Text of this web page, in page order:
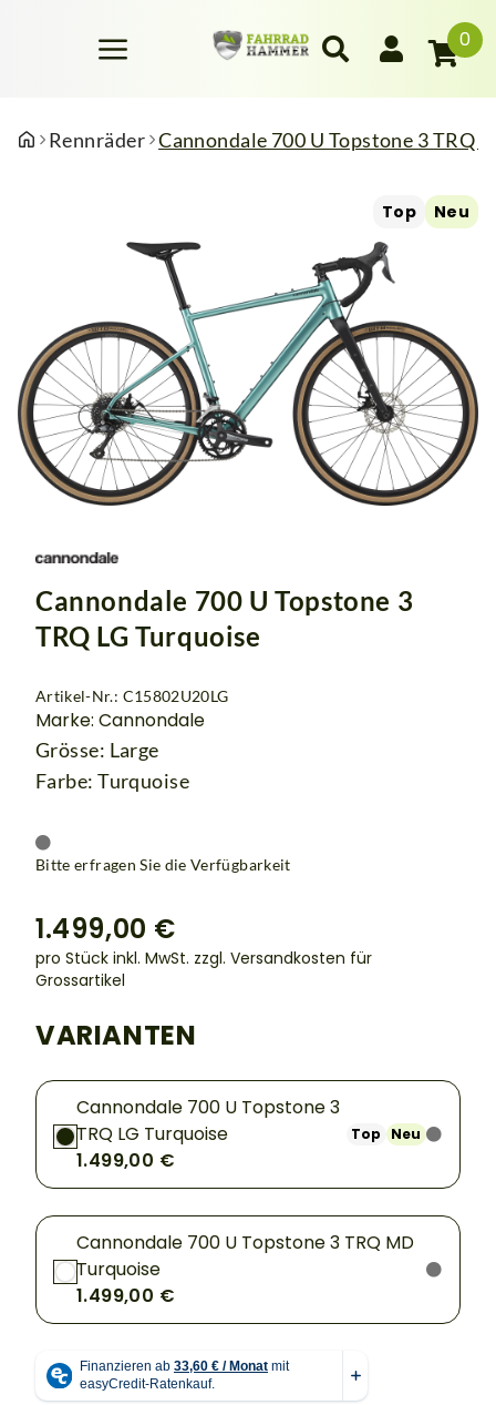
0
Rennräder Cannondale 700 U Topstone 3 TRQ
Top Neu
Cannondale 700 U Topstone 3
TRQ LG Turquoise
Artikel-Nr.: C15802U20LG
Marke: Cannondale
Grösse: Large
Farbe: Turquoise
Bitte erfragen Sie die Verfügbarkeit
1.499,00 €
pro Stück inkl. MwSt. zzgl. Versandkosten für
Grossartikel
VARIANTEN
Cannondale 700 U Topstone 3
TRQ LG Turquoise
1.499,00 €
Top Neu
Cannondale 700 U Topstone 3 TRQ MD
Turquoise
1.499,00 €